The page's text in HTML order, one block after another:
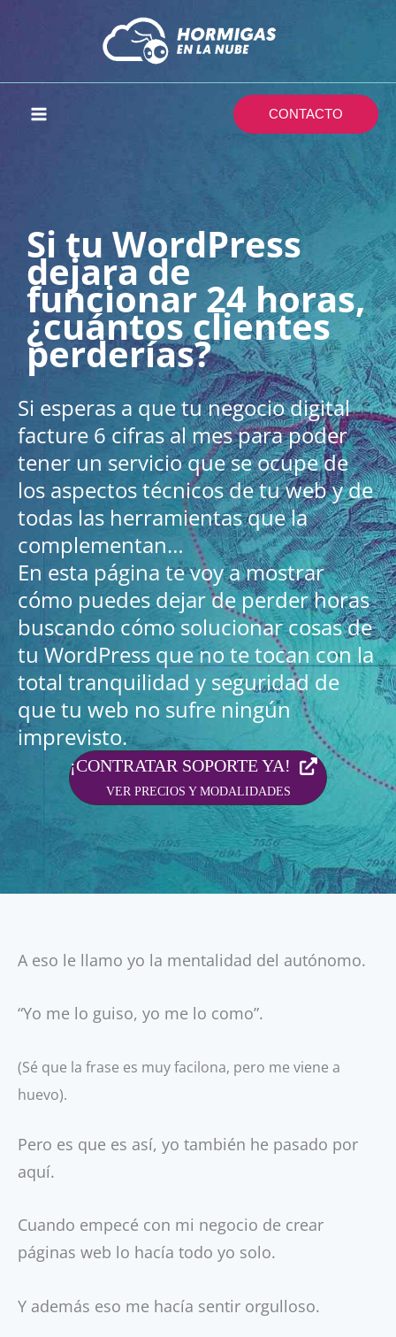
CONTACTO
Si tu WordPress
dejara de
funcionar 24 horas,
¿cuántos clientes
perderías?
Si esperas a que tu negocio digital
facture 6 cifras al mes para poder
tener un servicio que se ocupe de
los aspectos técnicos de tu web y de
todas las herramientas que la
complementan…
En esta página te voy a mostrar
cómo puedes dejar de perder horas
buscando cómo solucionar cosas de
tu WordPress que no te tocan con la
total tranquilidad y seguridad de
que tu web no sufre ningún
imprevisto.
¡CONTRATAR SOPORTE YA!
VER PRECIOS Y MODALIDADES
A eso le llamo yo la mentalidad del autónomo.
“Yo me lo guiso, yo me lo como”.
(Sé que la frase es muy facilona, pero me viene a
huevo).
Pero es que es así, yo también he pasado por
aquí.
Cuando empecé con mi negocio de crear
páginas web lo hacía todo yo solo.
Y además eso me hacía sentir orgulloso.